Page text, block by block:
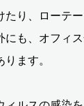
たり、ローテ
にも、オフィ
ます。